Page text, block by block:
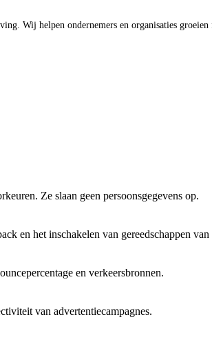
Wij helpen ondernemers en organisaties
Ze slaan geen persoonsgegevens op.
en het inschakelen van gereedschappen van
en verkeersbronnen.
van advertentiecampagnes.